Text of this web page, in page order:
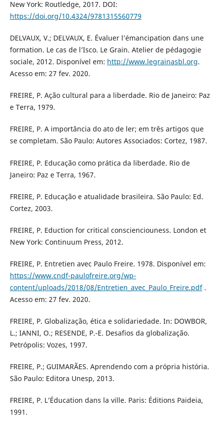
New York: Routledge, 2017. DOI:
https://doi.org/10.4324/9781315560779
DELVAUX, V.; DELVAUX, E. Évaluer l’émancipation dans une
formation. Le cas de l’Isco. Le Grain. Atelier de pédagogie
sociale, 2012. Disponível em: http://www.legrainasbl.org.
Acesso em: 27 fev. 2020.
FREIRE, P. Ação cultural para a liberdade. Rio de Janeiro: Paz
e Terra, 1979.
FREIRE, P. A importância do ato de ler; em três artigos que
se completam. São Paulo: Autores Associados: Cortez, 1987.
FREIRE, P. Educação como prática da liberdade. Rio de
Janeiro: Paz e Terra, 1967.
FREIRE, P. Educação e atualidade brasileira. São Paulo: Ed.
Cortez, 2003.
FREIRE, P. Eduction for critical conscienciouness. London et
New York: Continuum Press, 2012.
FREIRE, P. Entretien avec Paulo Freire. 1978. Disponível em:
https://www.cndf-paulofreire.org/wp-
content/uploads/2018/08/Entretien_avec_Paulo_Freire.pdf.
Acesso em: 27 fev. 2020.
FREIRE, P. Globalização, ética e solidariedade. In: DOWBOR,
L.; IANNI, O.; RESENDE, P.-E. Desafios da globalização.
Petrópolis: Vozes, 1997.
FREIRE, P.; GUIMARÃES. Aprendendo com a própria história.
São Paulo: Editora Unesp, 2013.
FREIRE, P. L’Éducation dans la ville. Paris: Éditions Paideia,
1991.